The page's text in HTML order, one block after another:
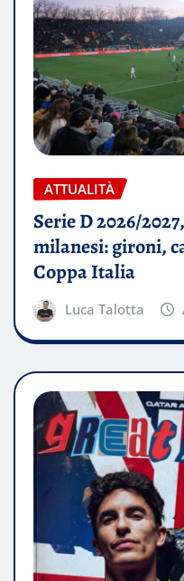
ATTUALITÀ
Serie D 2026/
milanesi: gironi,
Coppa Italia
Luca Talotta